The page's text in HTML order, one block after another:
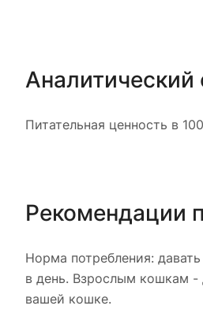
Аналитический
Питательная ценность в
Рекомендации
Норма потребления:
в день. Взрослым кошкам -
вашей кошке.